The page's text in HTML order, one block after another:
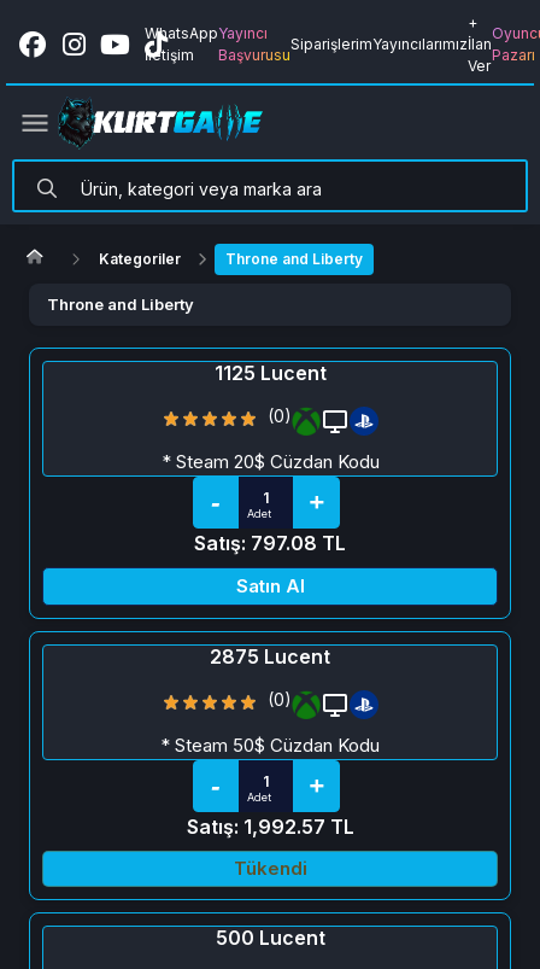
WhatsApp
İletişim
Yayıncı
Başvurusu
SiparişlerimYayıncılarımız
+
İlan
Ver
Pazarı
Kategoriler Throne and Liberty
Throne and Liberty
1125 Lucent
(0)
* Steam 20$ Cüzdan Kodu
Satış: 797.08 TL
Satın Al
2875 Lucent
(0)
* Steam 50$ Cüzdan Kodu
Satış: 1,992.57 TL
Tükendi
500 Lucent